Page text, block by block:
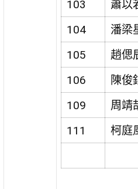
103
蕭以
104
潘梁
105
趙偲
106
陳俊
109
周靖
111
柯庭